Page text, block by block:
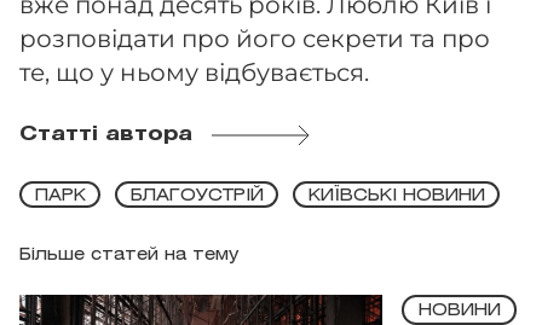
розповідати про його секрети та про
те, що у ньому відбувається.
Статті автора
Більше статей на тему
ПАРК БЛАГОУСТРІЙ КИЇВСЬКІ НОВИНИ
НОВИНИ